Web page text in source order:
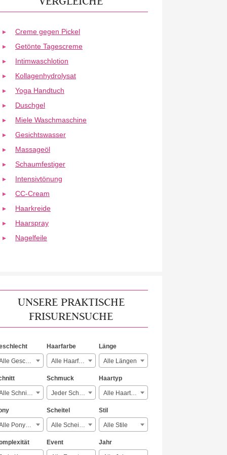
Creme gegen Pickel
Getönte Tagescreme
Intimwaschlotion
Kollagenhydrolysat
Yoga Handtuch
Duschgel
Miele Waschmaschine
Gesichtswasser
Massageöl
Schaumfestiger
Intensivtönung
CC-Cream
Haarkreide
Haarspray
Nagelfeile
UNSERE PRAKTISCHE
FRISURENSUCHE
Alle Geschlechter
Haarfarbe
Alle Haarfarben
Länge
Alle Längen
Alle Schnitte
Schmuck
Jeder Schmuck
Haartyp
Alle Haartypen
Alle Ponyarten
Scheitel
Alle Scheitelarten
Stil
Alle Stile
Event Jahr